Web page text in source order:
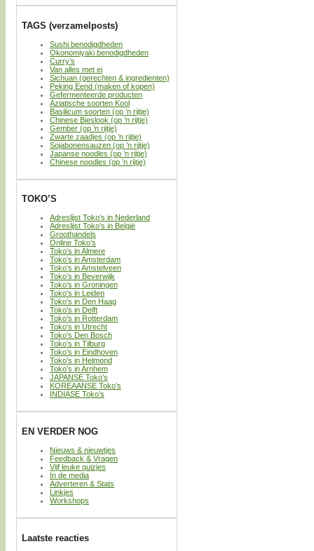
TAGS (verzamelposts)
Sushi benodigdheden
Okonomiyaki benodigdheden
Curry’s
Van alles met ei
Sichuan (gerechten & ingredienten)
Peking Eend (maken of kopen)
Gefermenteerde producten
Aziatische soorten Kool
Basilicum soorten (op ’n rijtje)
Chinese Bieslook (op ’n rijtje)
Gember (op ’n rijtje)
Zwarte zaadjes (op ’n rijtje)
Sojabonensauzen (op ’n rijtje)
Japanse noodles (op ’n rijtje)
Chinese noodles (op ’n rijtje)
TOKO’S
Adreslijst Toko’s in Nederland
Adreslijst Toko’s in België
Groothandels
Online Toko’s
Toko’s in Almere
Toko’s in Amsterdam
Toko’s in Amstelveen
Toko’s in Beverwijk
Toko’s in Groningen
Toko’s in Leiden
Toko’s in Den Haag
Toko’s in Delft
Toko’s in Rotterdam
Toko’s in Utrecht
Toko’s Den Bosch
Toko’s in Tilburg
Toko’s in Eindhoven
Toko’s in Helmond
Toko’s in Arnhem
JAPANSE Toko’s
KOREAANSE Toko’s
INDIASE Toko’s
EN VERDER NOG
Nieuws & nieuwtjes
Feedback & Vragen
Vijf leuke quizjes
In de media
Adverteren & Stats
Linkjes
Workshops
Laatste reacties